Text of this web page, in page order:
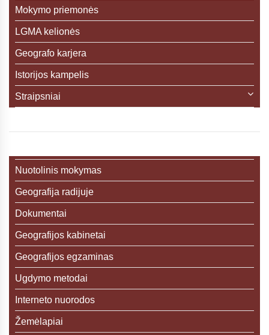
Mokymo priemonės
LGMA kelionės
Geografo karjera
Istorijos kampelis
Straipsniai
Nuotolinis mokymas
Geografija radijuje
Dokumentai
Geografijos kabinetai
Geografijos egzaminas
Ugdymo metodai
Interneto nuorodos
Žemėlapiai